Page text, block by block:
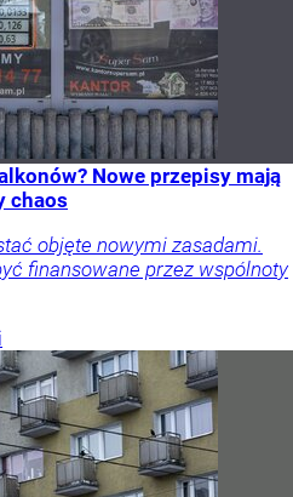
Nowe przepisy mają
chaos
objęte nowymi zasadami.
finansowane przez wspólnoty